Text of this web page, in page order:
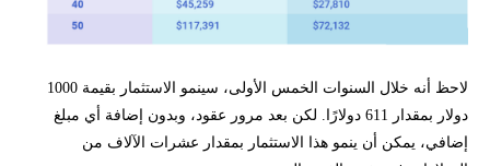
لاحظ أنه خلال السنوات الخمس الأولى، سينمو الاستثمار بقيمة 1000
دولار بمقدار 611 دولارًا. لكن بعد مرور عقود، وبدون إضافة أي مبلغ
إضافي، يمكن أن ينمو هذا الاستثمار بمقدار عشرات الآلاف من